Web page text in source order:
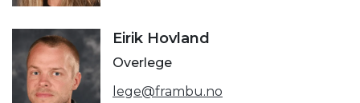
Eirik Hovland
Overlege
lege@frambu.no